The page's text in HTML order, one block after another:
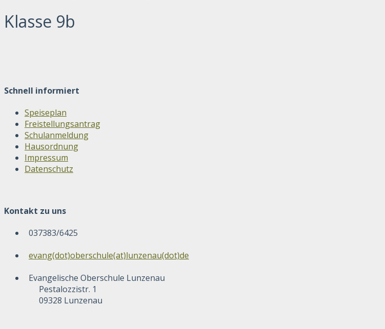
Klasse 9b
Schnell informiert
Speiseplan
Freistellungsantrag
Schulanmeldung
Hausordnung
Impressum
Datenschutz
Kontakt zu uns
037383/6425
evang(dot)oberschule(at)lunzenau(dot)de
Evangelische Oberschule Lunzenau
Pestalozzistr. 1
09328 Lunzenau